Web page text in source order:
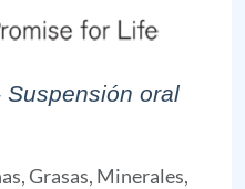
Suspensión oral
Grasas, Minerales,